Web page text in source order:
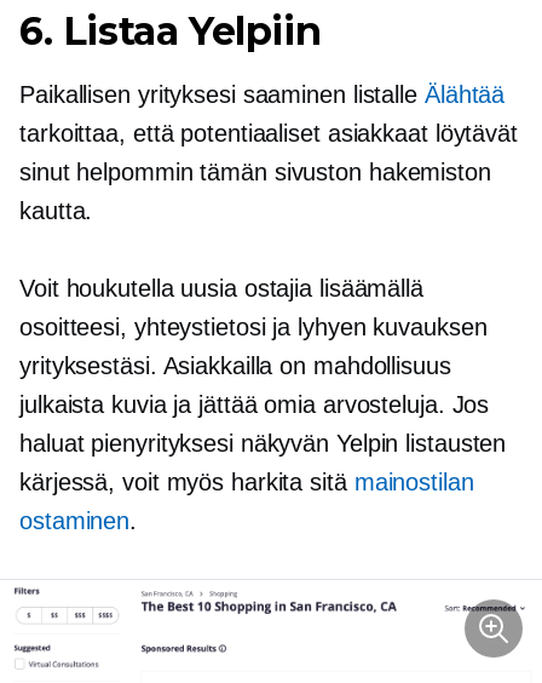
6. Listaa Yelpiin
Paikallisen yrityksesi saaminen listalle Älähtää
tarkoittaa, että potentiaaliset asiakkaat löytävät
sinut helpommin tämän sivuston hakemiston
kautta.
Voit houkutella uusia ostajia lisäämällä
osoitteesi, yhteystietosi ja lyhyen kuvauksen
yrityksestäsi. Asiakkailla on mahdollisuus
julkaista kuvia ja jättää omia arvosteluja. Jos
haluat pienyrityksesi näkyvän Yelpin listausten
kärjessä, voit myös harkita sitä mainostilan
ostaminen.